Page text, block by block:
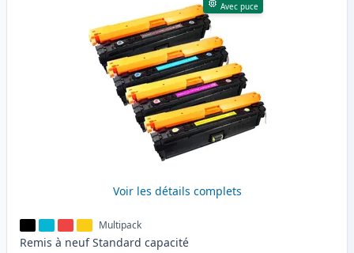
Avec puce
Voir les détails complets
Multipack
Remis à neuf Standard capacité